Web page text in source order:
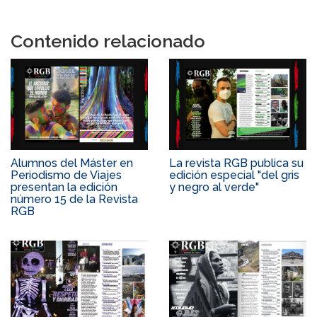
Contenido relacionado
Alumnos del Máster en
Periodismo de Viajes
presentan la edición
número 15 de la Revista
RGB
La revista RGB publica su
edición especial "del gris
y negro al verde"